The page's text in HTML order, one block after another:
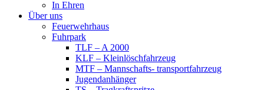
In Ehren
Über uns
Feuerwehrhaus
Fuhrpark
TLF – A 2000
KLF – Kleinlöschfahrzeug
MTF – Mannschafts- transportfahrzeug
Jugendanhänger